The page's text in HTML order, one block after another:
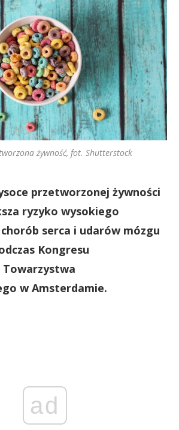
żywność, fot. Shutterstock
przetworzonej żywności
ryzyko wysokiego
serca i udarów mózgu
Kongresu
Towarzystwa
w Amsterdamie.
ad